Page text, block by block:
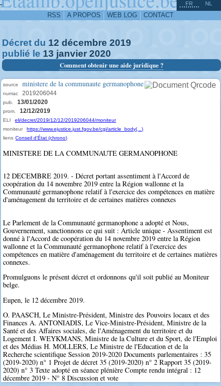
-
RSS A PROPOS WEB LOG CONTACT
FR NL
Décret du 12 décembre 2019
publié le 13 janvier 2020
Comment obtenir une aide juridique ?
source ministere de la communaute germanophone
numac 2019206044
pub. 13/01/2020
prom. 12/12/2019
ELI
eli/decret/2019/12/12/2019206044/moniteur
moniteur
https://www.ejustice.just.fgov.be/cgi/article_body(...)
liens Conseil d'État (chrono)
MINISTERE DE LA COMMUNAUTE GERMANOPHONE
12 DECEMBRE 2019. - Décret portant assentiment à l'Accord de
coopération du 14 novembre 2019 entre la Région wallonne et la
Communauté germanophone relatif à l'exercice des compétences en matière
d'aménagement du territoire et de certaines matières connexes
Le Parlement de la Communauté germanophone a adopté et Nous,
Gouvernement, sanctionnons ce qui suit : Article unique - Assentiment est
donné à l'Accord de coopération du 14 novembre 2019 entre la Région
wallonne et la Communauté germanophone relatif à l'exercice des
compétences en matière d'aménagement du territoire et de certaines matières
connexes.
Promulguons le présent décret et ordonnons qu'il soit publié au Moniteur
belge.
Eupen, le 12 décembre 2019.
O. PAASCH, Le Ministre-Président, Ministre des Pouvoirs locaux et des
Finances A. ANTONIADIS, Le Vice-Ministre-Président, Ministre de la
Santé et des Affaires sociales, de l'Aménagement du territoire et du
Logement I. WEYKMANS, Ministre de la Culture et du Sport, de l'Emploi
et des Médias H. MOLLERS, Le Ministre de l'Education et de la
Recherche scientifique Session 2019-2020 Documents parlementaires : 35
(2019-2020) n° 1 Projet de décret 35 (2019-2020) n° 2 Rapport 35 (2019-
2020) n° 3 Texte adopté en séance plénière Compte rendu intégral : 12
décembre 2019 - N° 8 Discussion et vote
^